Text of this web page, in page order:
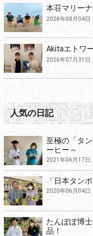
本荘マリー
2026年08月04日
Akitaエトワ
2026年07月31日
人気の日記
至極の「タ
ーヒー～
2021年06月17日
「日本タン
2020年06月04日
たんぽぽ博
品！